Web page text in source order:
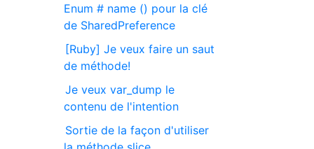
Enum # name () pour la clé
de SharedPreference
[Ruby] Je veux faire un saut
de méthode!
Je veux var_dump le
contenu de l'intention
Sortie de la façon d'utiliser